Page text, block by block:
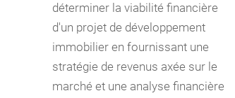
déterminer la viabilité financière
d'un projet de développement
immobilier en fournissant une
stratégie de revenus axée sur le
marché et une analyse financière